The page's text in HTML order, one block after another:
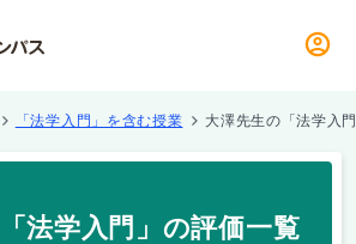
「法学入門」を含む授業 大澤先生の「法学入
法学入門」の評価一覧